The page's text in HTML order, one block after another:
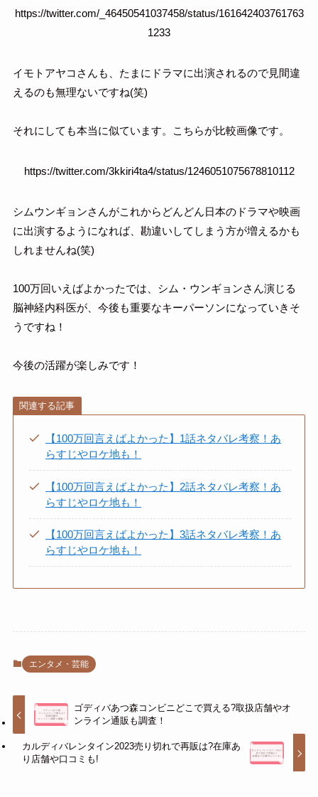
https://twitter.com/_46450541037458/status/161642403761763
1233
イモトアヤコさんも、たまにドラマに出演されるので見間違
えるのも無理ないですね(笑)
それにしても本当に似ています。こちらが比較画像です。
https://twitter.com/3kkiri4ta4/status/1246051075678810112
シムウンギョンさんがこれからどんどん日本のドラマや映画
に出演するようになれば、勘違いしてしまう方が増えるかも
しれませんね(笑)
100万回いえばよかったでは、シム・ウンギョンさん演じる
脳神経内科医が、今後も重要なキーパーソンになっていきそ
うですね！
今後の活躍が楽しみです！
関連する記事
【100万回言えばよかった】1話ネタバレ考察！あ
らすじやロケ地も！
【100万回言えばよかった】2話ネタバレ考察！あ
らすじやロケ地も！
【100万回言えばよかった】3話ネタバレ考察！あ
らすじやロケ地も！
エンタメ・芸能
ゴディバあつ森コンビニどこで買える?取扱店舗やオ
ンライン通販も調査！
カルディバレンタイン2023売り切れで再販は?在庫あ
り店舗や口コミも!